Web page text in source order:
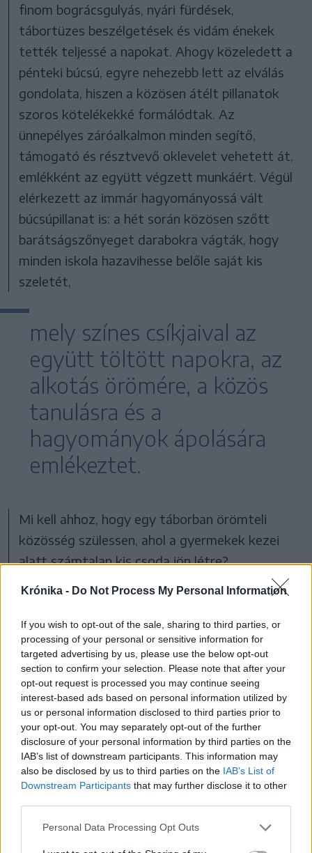
Krónika - Do Not Process My Personal Information
If you wish to opt-out of the sale, sharing to third parties, or
processing of your personal or sensitive information for
targeted advertising by us, please use the below opt-out
section to confirm your selection. Please note that after your
opt-out request is processed you may continue seeing
interest-based ads based on personal information utilized by
us or personal information disclosed to third parties prior to
your opt-out. You may separately opt-out of the further
disclosure of your personal information by third parties on the
IAB’s list of downstream participants. This information may
also be disclosed by us to third parties on the IAB’s List of
Downstream Participants that may further disclose it to other
Personal Data Processing Opt Outs
finom bográcsgulyás, nyári fürdések,
tábortüzes beszélgetések és vidám énekek
tették teljessé a napokat. Ahogy közeledett a
pénteki búcsú, egyre nehezebb lett az elválás
gondolata, hiszen a közösen átélt pillanatok
szoros kötelékekké formálódtak. Az
ünnepélyes záróalkalmon minden segítő,
támogató és résztvevő oklevelet vehetett át,
emlékként az együtt végzett munkáért. Végül
elérkezett az immár hagyományossá vált
búcsúpillanat is: a hét során közösen szőtt
barátságszőnyeget darabokra vágták, hogy
minden iskola hazavihesse belőle saját kis
szeletét,
mely színes csíkjaival az
együtt töltött napokra, az
alkotás örömére, a közös
tanulásra és a
hagyományok ápolására
emlékeztet.
Mi kell ahhoz, hogy egy táborban örömteli
közösség szülessen, ahol a gyermekek kezei
alatt számtalan kis csoda jön létre?
Mindenekelőtt lelkes résztvevők és sok-sok
munkájukat. Talán ezért is vált ez a tábor az
évek során igazi „nagycsaláddá”, mert kíváncsi
jelenléttel, gondoskodó szeretettel, odaadó
munkával telnek benne a mindennapok. Hálás
köszönet illeti ezért az Ady Endre Szakiskola
munkaközösségét, a társszervező Ady Endre
Kulturális Egyesületet, a lelkes és türelmes
műhelyvezetőket, a testvériskolák kísérő
tanárait, valamint minden támogatót –
kiemelten a Communitas Alapítványt és a
Kolozs Megyei Tanácsot.